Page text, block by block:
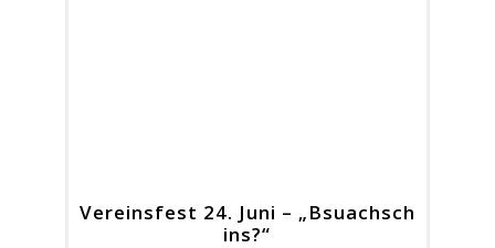
Vereinsfest 24. Juni – „Bsuachsch
ins?“